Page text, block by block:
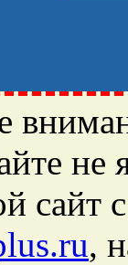
не
сайт
,